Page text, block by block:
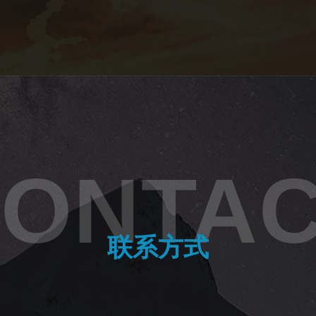
联系方式